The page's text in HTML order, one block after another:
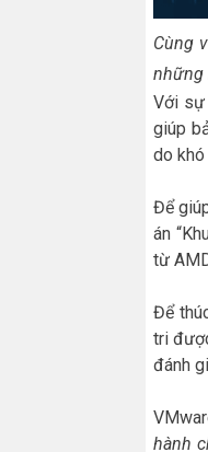
Cùng
những
Với sự
giúp
do khó
Để
án
từ
Để
tri
đánh
hành